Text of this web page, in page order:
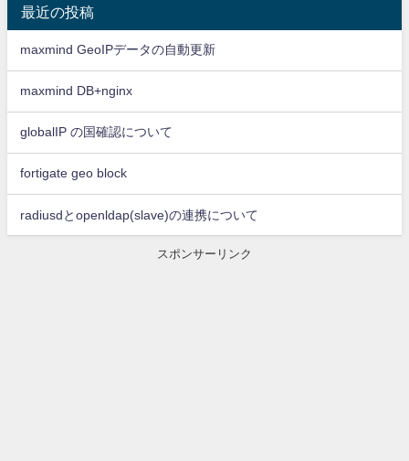
最近の投稿
maxmind GeoIPデータの自動更新
maxmind DB+nginx
globalIP の国確認について
fortigate geo block
radiusdとopenldap(slave)の連携について
スポンサーリンク